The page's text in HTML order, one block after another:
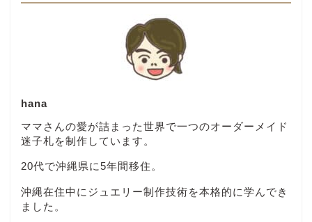
hana
ママさんの愛が詰まった世界で一つのオーダーメイド
迷子札を制作しています。
20代で沖縄県に5年間移住。
沖縄在住中にジュエリー制作技術を本格的に学んでき
ました。